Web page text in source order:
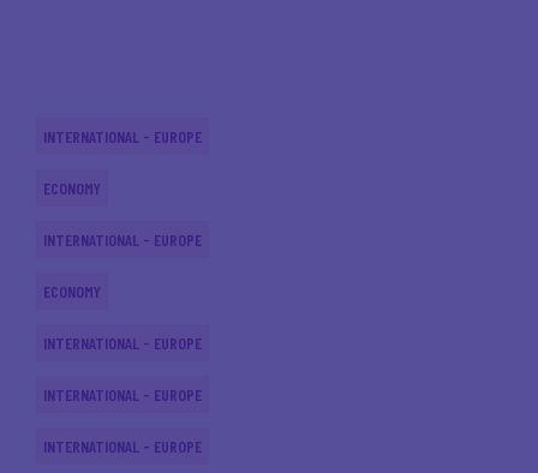
INTERNATIONAL - EUROPE
ECONOMY
INTERNATIONAL - EUROPE
ECONOMY
INTERNATIONAL - EUROPE
INTERNATIONAL - EUROPE
INTERNATIONAL - EUROPE